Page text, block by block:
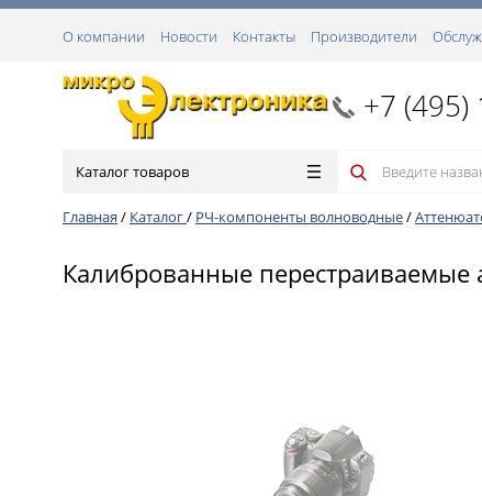
О компании Новости Контакты Производители
+7 (495)
Каталог товаров
Главная / Каталог/ РЧ-компоненты волноводные/
Калиброванные перестраиваемые